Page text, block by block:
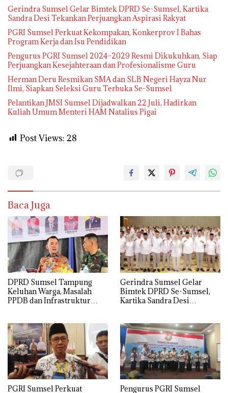
Gerindra Sumsel Gelar Bimtek DPRD Se-Sumsel, Kartika
Sandra Desi Tekankan Perjuangkan Aspirasi Rakyat
PGRI Sumsel Perkuat Kekompakan, Konkerprov I Bahas
Program Kerja dan Isu Pendidikan
Pengurus PGRI Sumsel 2024–2029 Resmi Dikukuhkan, Siap
Perjuangkan Kesejahteraan dan Profesionalisme Guru
Herman Deru Resmikan SMA dan SLB Negeri Hayza Nur
Ilmi, Siapkan Seleksi Guru Terbuka Se-Sumsel
Pelantikan JMSI Sumsel Dijadwalkan 22 Juli, Hadirkan
Kuliah Umum Menteri HAM Natalius Pigai
Post Views: 28
Baca Juga
DPRD Sumsel Tampung
Keluhan Warga, Masalah
PPDB dan Infrastruktur
Gerindra Sumsel Gelar
Bimtek DPRD Se-Sumsel,
Kartika Sandra Desi
PGRI Sumsel Perkuat Pengurus PGRI Sumsel